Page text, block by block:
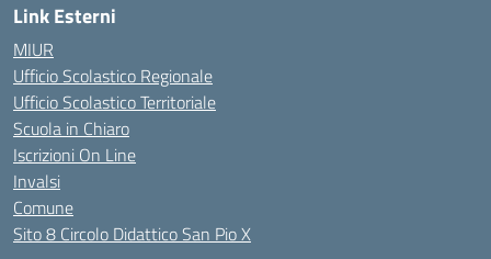
Link Esterni
MIUR
Ufficio Scolastico Regionale
Ufficio Scolastico Territoriale
Scuola in Chiaro
Iscrizioni On Line
Invalsi
Comune
Sito 8 Circolo Didattico San Pio X